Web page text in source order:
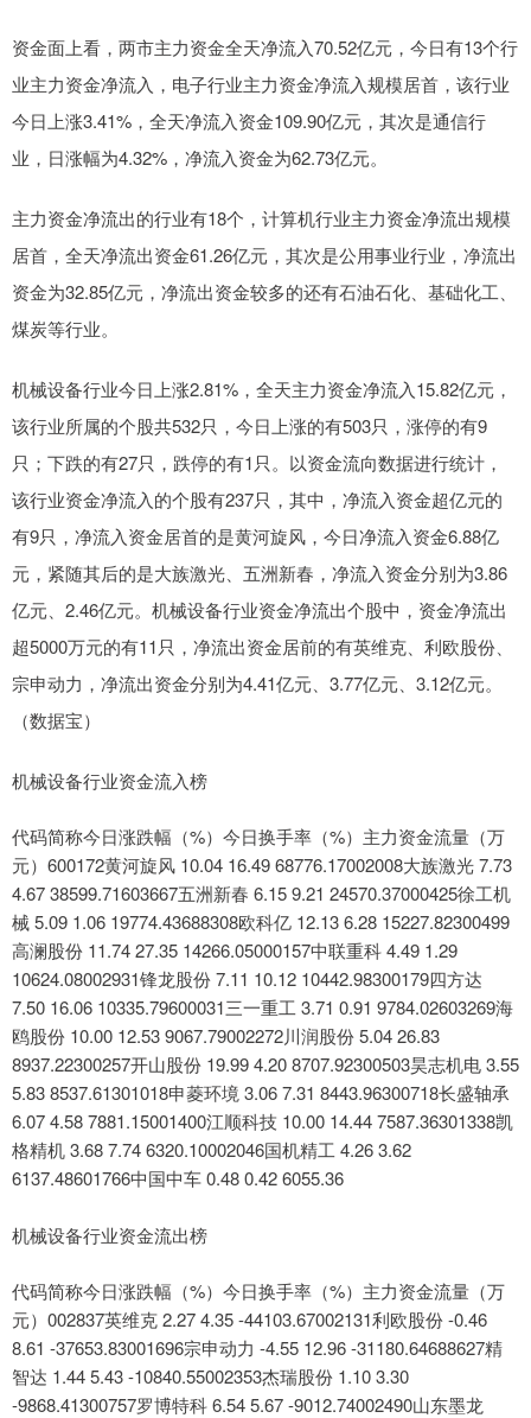
资金面上看，两市主力资金全天净流入70.52亿元，今日有13个行
业主力资金净流入，电子行业主力资金净流入规模居首，该行业
今日上涨3.41%，全天净流入资金109.90亿元，其次是通信行
业，日涨幅为4.32%，净流入资金为62.73亿元。
主力资金净流出的行业有18个，计算机行业主力资金净流出规模
居首，全天净流出资金61.26亿元，其次是公用事业行业，净流出
资金为32.85亿元，净流出资金较多的还有石油石化、基础化工、
煤炭等行业。
机械设备行业今日上涨2.81%，全天主力资金净流入15.82亿元，
该行业所属的个股共532只，今日上涨的有503只，涨停的有9
只；下跌的有27只，跌停的有1只。以资金流向数据进行统计，
该行业资金净流入的个股有237只，其中，净流入资金超亿元的
有9只，净流入资金居首的是黄河旋风，今日净流入资金6.88亿
元，紧随其后的是大族激光、五洲新春，净流入资金分别为3.86
亿元、2.46亿元。机械设备行业资金净流出个股中，资金净流出
超5000万元的有11只，净流出资金居前的有英维克、利欧股份、
宗申动力，净流出资金分别为4.41亿元、3.77亿元、3.12亿元。
（数据宝）
机械设备行业资金流入榜
代码简称今日涨跌幅（%）今日换手率（%）主力资金流量（万
元）600172黄河旋风 10.04 16.49 68776.17002008大族激光 7.73
4.67 38599.71603667五洲新春 6.15 9.21 24570.37000425徐工机
械 5.09 1.06 19774.43688308欧科亿 12.13 6.28 15227.82300499
高澜股份 11.74 27.35 14266.05000157中联重科 4.49 1.29
10624.08002931锋龙股份 7.11 10.12 10442.98300179四方达
7.50 16.06 10335.79600031三一重工 3.71 0.91 9784.02603269海
鸥股份 10.00 12.53 9067.79002272川润股份 5.04 26.83
8937.22300257开山股份 19.99 4.20 8707.92300503昊志机电 3.55
5.83 8537.61301018申菱环境 3.06 7.31 8443.96300718长盛轴承
6.07 4.58 7881.15001400江顺科技 10.00 14.44 7587.36301338凯
格精机 3.68 7.74 6320.10002046国机精工 4.26 3.62
6137.48601766中国中车 0.48 0.42 6055.36
机械设备行业资金流出榜
代码简称今日涨跌幅（%）今日换手率（%）主力资金流量（万
元）002837英维克 2.27 4.35 -44103.67002131利欧股份 -0.46
8.61 -37653.83001696宗申动力 -4.55 12.96 -31180.64688627精
智达 1.44 5.43 -10840.55002353杰瑞股份 1.10 3.30
-9868.41300757罗博特科 6.54 5.67 -9012.74002490山东墨龙